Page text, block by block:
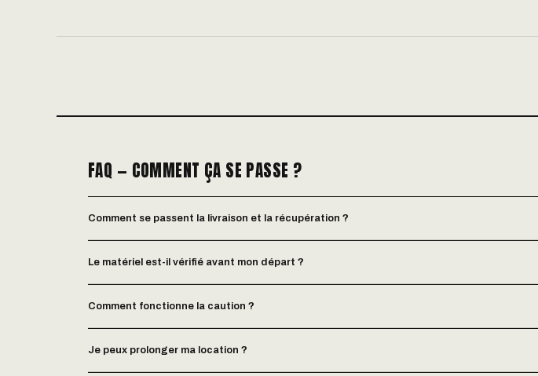
FAQ — COMMENT ÇA SE PASSE ?
Comment se passent la livraison et la récupération ?
Le matériel est-il vérifié avant mon départ ?
Comment fonctionne la caution ?
Je peux prolonger ma location ?